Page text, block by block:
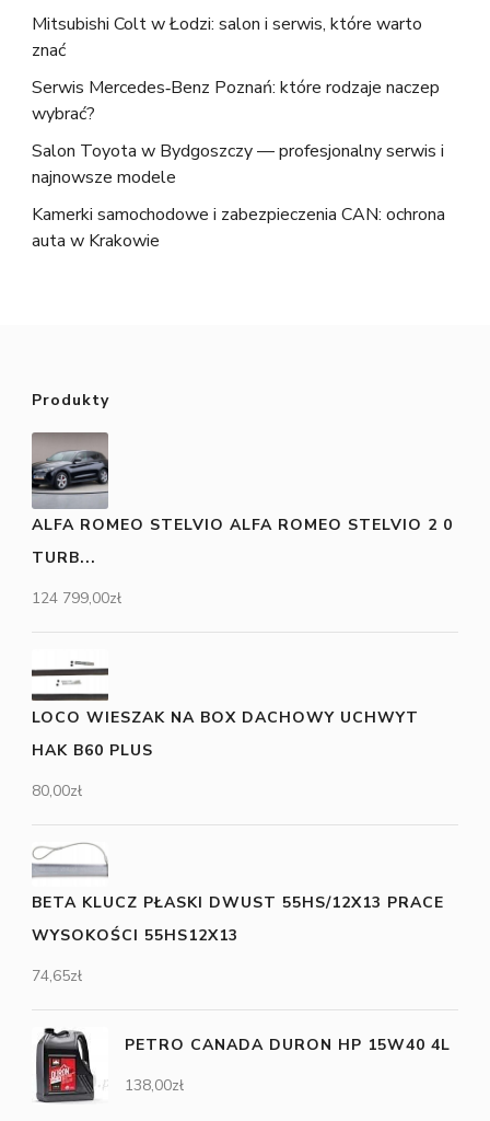
Mitsubishi Colt w Łodzi: salon i serwis, które warto
znać
Serwis Mercedes‑Benz Poznań: które rodzaje naczep
wybrać?
Salon Toyota w Bydgoszczy — profesjonalny serwis i
najnowsze modele
Kamerki samochodowe i zabezpieczenia CAN: ochrona
auta w Krakowie
Produkty
ALFA ROMEO STELVIO ALFA ROMEO STELVIO 2 0
TURB...
124 799,00zł
LOCO WIESZAK NA BOX DACHOWY UCHWYT
HAK B60 PLUS
80,00zł
BETA KLUCZ PŁASKI DWUST 55HS/12X13 PRACE
WYSOKOŚCI 55HS12X13
74,65zł
PETRO CANADA DURON HP 15W40 4L
138,00zł